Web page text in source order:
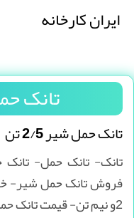
ایران کارخانه
تانک حمل
تانک حمل شیر 2/5 تن
تانک- تانک حمل-
فروش تانک حمل شیر-
2و نیم تن- قیمت تانک حمل شیر 2 ونیم تن